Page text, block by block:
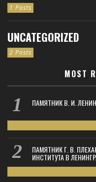
1 Posts
UNCATEGORIZED
2 Posts
MOST
ПАМЯТНИК В. И.
ПАМЯТНИК Г. В.
ИНСТИТУТА В